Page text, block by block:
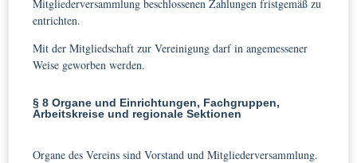
Mitgliederversammlung beschlossenen Zahlungen fristgemäß zu
entrichten.
Mit der Mitgliedschaft zur Vereinigung darf in angemessener
Weise geworben werden.
§ 8 Organe und Einrichtungen, Fachgruppen,
Arbeitskreise und regionale Sektionen
Organe des Vereins sind Vorstand und Mitgliederversammlung.